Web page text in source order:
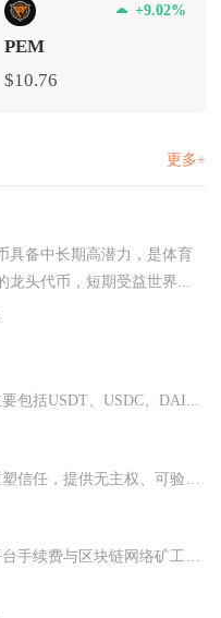
+9.02%
PEM
$10.76
更多+
具备中长期高潜力，是体育
龙头代币，短期受益世界...
包括USDT、USDC、DAI...
信任，提供无主权、可验证
手续费与区块链网络矿工费